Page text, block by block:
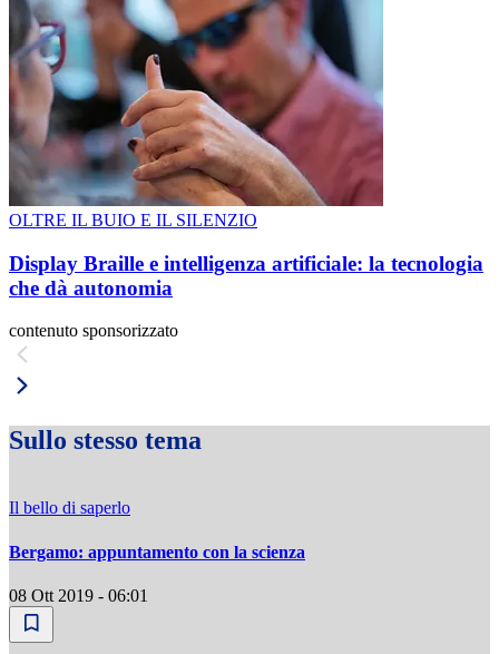
OLTRE IL BUIO E IL SILENZIO
Display Braille e intelligenza artificiale: la tecnologia
che dà autonomia
contenuto sponsorizzato
Sullo stesso tema
Il bello di saperlo
Bergamo: appuntamento con la scienza
08 Ott 2019 - 06:01